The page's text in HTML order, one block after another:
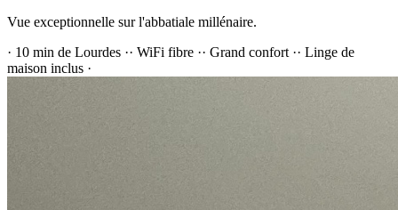
Vue exceptionnelle sur l'abbatiale millénaire.
· 10 min de Lourdes ·· WiFi fibre ·· Grand confort ·· Linge de
maison inclus ·